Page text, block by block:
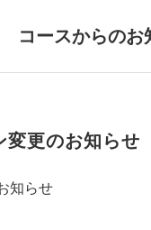
コースからのお
変更のお知らせ
知らせ